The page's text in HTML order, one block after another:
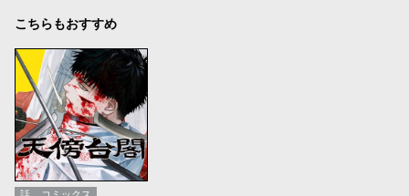
こちらもおすすめ